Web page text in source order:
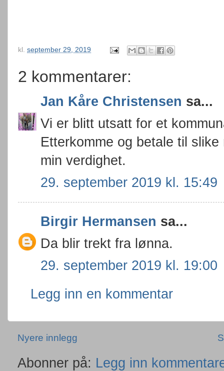
kl. september 29, 2019
2 kommentarer:
Jan Kåre Christensen sa...
Vi er blitt utsatt for et
Etterkomme og betale til
min verdighet.
29. september 2019 kl. 15:49
Birgir Hermansen sa...
Da blir trekt fra lønna.
29. september 2019 kl. 19:00
Legg inn en kommentar
Nyere innlegg
Abonner på: Legg inn